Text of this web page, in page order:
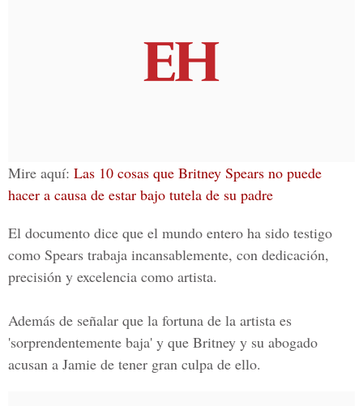
Mire aquí: Las 10 cosas que Britney Spears no puede
hacer a causa de estar bajo tutela de su padre
El documento dice que el mundo entero ha sido testigo
como Spears trabaja incansablemente, con dedicación,
precisión y excelencia como artista.
Además de señalar que la fortuna de la artista es
'sorprendentemente baja' y que Britney y su abogado
acusan a Jamie de tener gran culpa de ello.